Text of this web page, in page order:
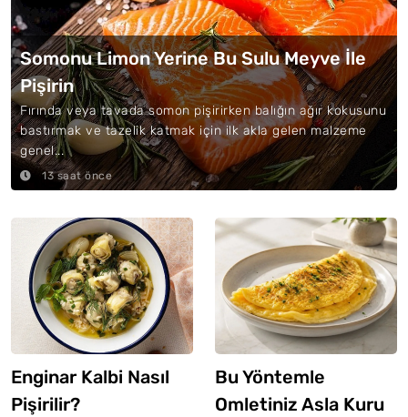
Somonu Limon Yerine Bu Sulu Meyve İle
Pişirin
Fırında veya tavada somon pişirirken balığın ağır kokusunu
bastırmak ve tazelik katmak için ilk akla gelen malzeme
genel...
13 saat önce
Enginar Kalbi Nasıl
Pişirilir?
Bu Yöntemle
Omletiniz Asla Kuru